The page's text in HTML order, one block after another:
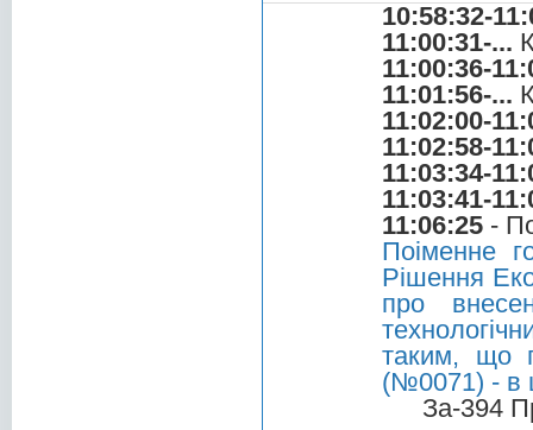
10:58:32-
11:00:31-...
11:00:36-
11:01:56-...
11:02:00-
11:02:58-
11:03:34-
11:03:41-
11:06:25 -
Поіменне
Рішення
про
таким, що
(№0071) - в
За-394